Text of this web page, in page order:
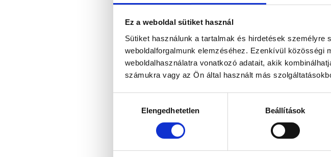
Ez a weboldal sütiket használ
Sütiket használunk a tartalmak és hirdetések
weboldalforgalmunk elemzéséhez. Ezenkívül közösségi
weboldalhasználatra vonatkozó adatait, akik
számukra vagy az Ön által használt más
kiválasztásaElengedhetetlen Beállítások